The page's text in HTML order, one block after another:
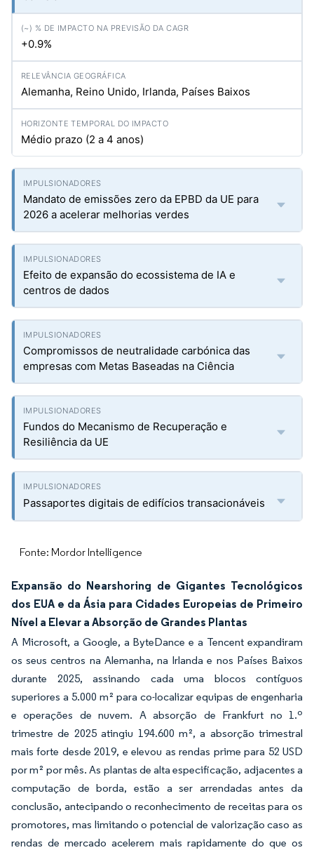
+0.9%
Alemanha, Reino Unido, Irlanda, Países Baixos
Médio prazo (2 a 4 anos)
Mandato de emissões zero da EPBD da UE para
2026 a acelerar melhorias verdes
Efeito de expansão do ecossistema de IA e
centros de dados
Compromissos de neutralidade carbónica das
empresas com Metas Baseadas na Ciência
Fundos do Mecanismo de Recuperação e
Resiliência da UE
Passaportes digitais de edifícios transacionáveis
Fonte: Mordor Intelligence
Expansão do Nearshoring de Gigantes Tecnológicos
dos EUA e da Ásia para Cidades Europeias de Primeiro
Nível a Elevar a Absorção de Grandes Plantas
A Microsoft, a Google, a ByteDance e a Tencent expandiram
os seus centros na Alemanha, na Irlanda e nos Países Baixos
durante 2025, assinando cada uma blocos contíguos
superiores a 5.000 m² para co-localizar equipas de engenharia
e operações de nuvem. A absorção de Frankfurt no 1.º
trimestre de 2025 atingiu 194.600 m², a absorção trimestral
mais forte desde 2019, e elevou as rendas prime para 52 USD
por m² por mês. As plantas de alta especificação, adjacentes a
computação de borda, estão a ser arrendadas antes da
conclusão, antecipando o reconhecimento de receitas para os
promotores, mas limitando o potencial de valorização caso as
rendas de mercado acelerem mais rapidamente do que os